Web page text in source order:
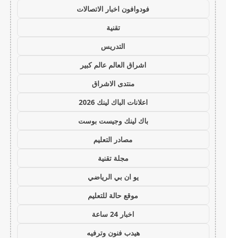
فودوافون اخبار الاتصالات
تقنية
التدريس
اشراق العالم عالم كبير
منتدى الاشراق
اعلانات الباك لينك 2026
باك لينك وجيست بوست
مصادر التعليم
مجلة تقنية
يو ان بي الرياضي
موقع حالة للتعليم
اخبار 24 ساعة
هيدب فنون وترفيه